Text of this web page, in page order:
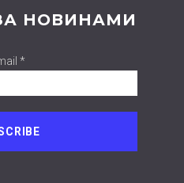
НОВИНАМИ
*